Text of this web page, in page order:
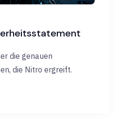
die genauen
die Nitro ergreift.